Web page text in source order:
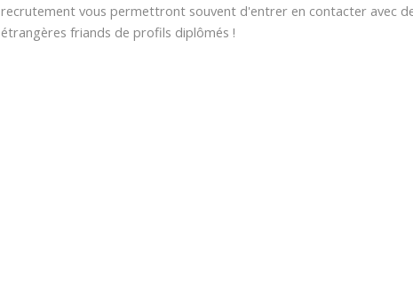
recrutement vous permettront souvent d'entrer en contacter avec
étrangères friands de profils diplômés !